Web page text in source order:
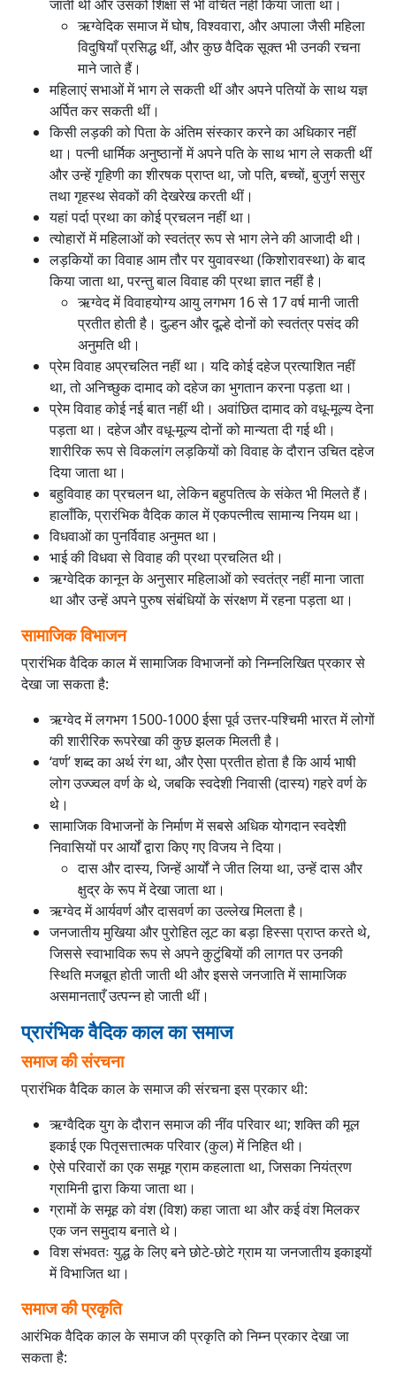
जाती थी और उसको शिक्षा से भी वंचित नहीं किया जाता था।
ऋग्वेदिक समाज में घोष, विश्ववारा, और अपाला जैसी महिला
विदुषियाँ प्रसिद्ध थीं, और कुछ वैदिक सूक्त भी उनकी रचना
माने जाते हैं।
महिलाएं सभाओं में भाग ले सकती थीं और अपने पतियों के साथ यज्ञ
अर्पित कर सकती थीं।
किसी लड़की को पिता के अंतिम संस्कार करने का अधिकार नहीं
था। पत्नी धार्मिक अनुष्ठानों में अपने पति के साथ भाग ले सकती थीं
और उन्हें गृहिणी का शीरषक प्राप्त था, जो पति, बच्चों, बुजुर्ग ससुर
तथा गृहस्थ सेवकों की देखरेख करती थीं।
यहां पर्दा प्रथा का कोई प्रचलन नहीं था।
त्योहारों में महिलाओं को स्वतंत्र रूप से भाग लेने की आजादी थी।
लड़कियों का विवाह आम तौर पर युवावस्था (किशोरावस्था) के बाद
किया जाता था, परन्तु बाल विवाह की प्रथा ज्ञात नहीं है।
ऋग्वेद में विवाहयोग्य आयु लगभग 16 से 17 वर्ष मानी जाती
प्रतीत होती है। दुल्हन और दूल्हे दोनों को स्वतंत्र पसंद की
अनुमति थी।
प्रेम विवाह अप्रचलित नहीं था। यदि कोई दहेज प्रत्याशित नहीं
था, तो अनिच्छुक दामाद को दहेज का भुगतान करना पड़ता था।
प्रेम विवाह कोई नई बात नहीं थी। अवांछित दामाद को वधू-मूल्य देना
पड़ता था। दहेज और वधू-मूल्य दोनों को मान्यता दी गई थी।
शारीरिक रूप से विकलांग लड़कियों को विवाह के दौरान उचित दहेज
दिया जाता था।
बहुविवाह का प्रचलन था, लेकिन बहुपतित्व के संकेत भी मिलते हैं।
हालाँकि, प्रारंभिक वैदिक काल में एकपत्नीत्व सामान्य नियम था।
विधवाओं का पुनर्विवाह अनुमत था।
भाई की विधवा से विवाह की प्रथा प्रचलित थी।
ऋग्वेदिक कानून के अनुसार महिलाओं को स्वतंत्र नहीं माना जाता
था और उन्हें अपने पुरुष संबंधियों के संरक्षण में रहना पड़ता था।
सामाजिक विभाजन
प्रारंभिक वैदिक काल में सामाजिक विभाजनों को निम्नलिखित प्रकार से
देखा जा सकता है:
ऋग्वेद में लगभग 1500-1000 ईसा पूर्व उत्तर-पश्चिमी भारत में लोगों
की शारीरिक रूपरेखा की कुछ झलक मिलती है।
‘वर्ण’ शब्द का अर्थ रंग था, और ऐसा प्रतीत होता है कि आर्य भाषी
लोग उज्ज्वल वर्ण के थे, जबकि स्वदेशी निवासी (दास्य) गहरे वर्ण के
थे।
सामाजिक विभाजनों के निर्माण में सबसे अधिक योगदान स्वदेशी
निवासियों पर आर्यों द्वारा किए गए विजय ने दिया।
दास और दास्य, जिन्हें आर्यों ने जीत लिया था, उन्हें दास और
क्षुद्र के रूप में देखा जाता था।
ऋग्वेद में आर्यवर्ण और दासवर्ण का उल्लेख मिलता है।
जनजातीय मुखिया और पुरोहित लूट का बड़ा हिस्सा प्राप्त करते थे,
जिससे स्वाभाविक रूप से अपने कुटुंबियों की लागत पर उनकी
स्थिति मजबूत होती जाती थी और इससे जनजाति में सामाजिक
असमानताएँ उत्पन्न हो जाती थीं।
प्रारंभिक वैदिक काल का समाज
समाज की संरचना
प्रारंभिक वैदिक काल के समाज की संरचना इस प्रकार थी:
ऋग्वैदिक युग के दौरान समाज की नींव परिवार था; शक्ति की मूल
इकाई एक पितृसत्तात्मक परिवार (कुल) में निहित थी।
ऐसे परिवारों का एक समूह ग्राम कहलाता था, जिसका नियंत्रण
ग्रामिनी द्वारा किया जाता था।
ग्रामों के समूह को वंश (विश) कहा जाता था और कई वंश मिलकर
एक जन समुदाय बनाते थे।
विश संभवतः युद्ध के लिए बने छोटे-छोटे ग्राम या जनजातीय इकाइयों
में विभाजित था।
समाज की प्रकृति
आरंभिक वैदिक काल के समाज की प्रकृति को निम्न प्रकार देखा जा
सकता है: